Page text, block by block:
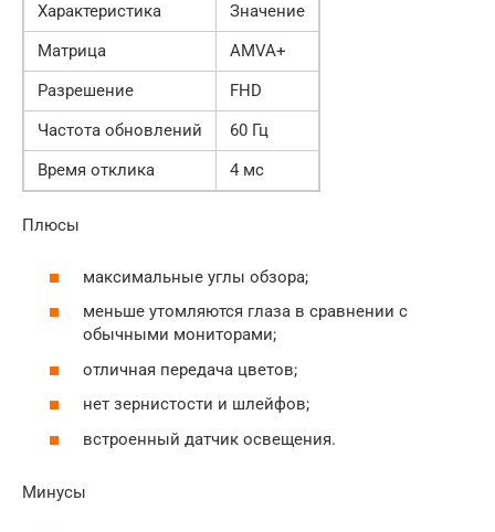
Характеристика
Значение
Матрица
AMVA+
Разрешение
FHD
Частота обновлений
60 Гц
Время отклика
4 мс
Плюсы
максимальные углы обзора;
меньше утомляются глаза в сравнении с
обычными мониторами;
отличная передача цветов;
нет зернистости и шлейфов;
встроенный датчик освещения.
Минусы